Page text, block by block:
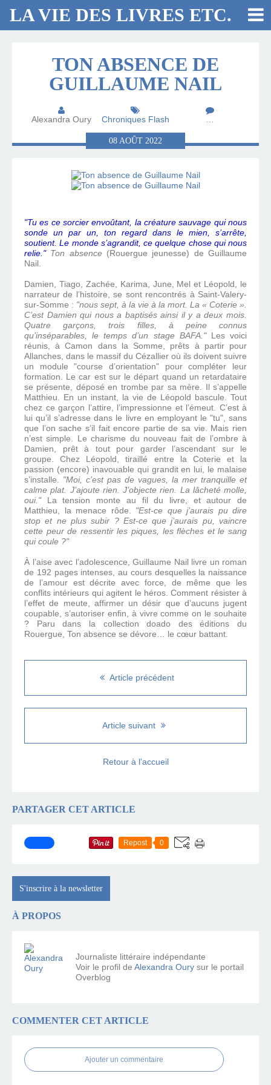
LA VIE DES LIVRES ETC.
TON ABSENCE DE
GUILLAUME NAIL
Alexandra Oury Chroniques Flash …
08 AOÛT 2022
"Tu es ce sorcier envoûtant, la créature sauvage qui nous
sonde un par un, ton regard dans le mien, s’arrête,
soutient. Le monde s’agrandit, ce quelque chose qui nous
relie."Ton absence(Rouergue jeunesse) de Guillaume
Nail.
Damien, Tiago, Zachée, Karima, June, Mel et Léopold, le
narrateur de l’histoire, se sont rencontrés à Saint-Valery-
sur-Somme : "nous sept, à la vie à la mort. La « Coterie ».
C’est Damien qui nous a baptisés ainsi il y a deux mois.
Quatre garçons, trois filles, à peine connus
qu’inséparables, le temps d’un stage BAFA."Les voici
réunis, à Camon dans la Somme, prêts à partir pour
Allanches, dans le massif du Cézallier où ils doivent suivre
un module "course d’orientation" pour compléter leur
formation. Le car est sur le départ quand un retardataire
se présente, déposé en trombe par sa mère. Il s’appelle
Matthieu. En un instant, la vie de Léopold bascule. Tout
chez ce garçon l’attire, l’impressionne et l’émeut. C’est à
lui qu’il s’adresse dans le livre en employant le "tu", sans
que l’on sache s’il fait encore partie de sa vie. Mais rien
n’est simple. Le charisme du nouveau fait de l’ombre à
Damien, prêt à tout pour garder l’ascendant sur le
groupe. Chez Léopold, tiraillé entre la Coterie et la
passion (encore) inavouable qui grandit en lui, le malaise
s’installe. "Moi, c’est pas de vagues, la mer tranquille et
calme plat. J’ajoute rien. J’objecte rien. La lâcheté molle,
oui."La tension monte au fil du livre, et autour de
Matthieu, la menace rôde. "Est-ce que j’aurais pu dire
stop et ne plus subir ? Est-ce que j’aurais pu, vaincre
cette peur de ressentir les piques, les flèches et le sang
qui coule ?"
À l’aise avec l’adolescence, Guillaume Nail livre un roman
de 192 pages intenses, au cours desquelles la naissance
de l’amour est décrite avec force, de même que les
conflits intérieurs qui agitent le héros. Comment résister à
l’effet de meute, affirmer un désir que d’aucuns jugent
coupable, s’autoriser enfin, à vivre comme on le souhaite
? Paru dans la collection doado des éditions du
Rouergue, Ton absence se dévore… le cœur battant.
Article précédent
Article suivant
Retour à l'accueil
PARTAGER CET ARTICLE
Repost 0
S'inscrire à la newsletter
À PROPOS
Journaliste littéraire indépendante
Voir le profil de Alexandra Oury sur le portail
Overblog
COMMENTER CET ARTICLE
Ajouter un commentaire